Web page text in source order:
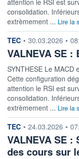
SECTEUR
Biotechnologie
OUVERTURE
2,2400
2,2800
VOLUME
345 073
VALORISATION
421 MEUR
LIMITE À LA
2,1100
consolidation.
extrèmement ... Lire la
information fournie par
TEC • 30.03.2026 •
VALNEVA SE
SYNTHESE Le MACD
Cette configuration
attention le RSI est
consolidation.
extrèmement ... Lire la
information fournie par
TEC • 24.03.2026 •
VALNEVA SE
des cours sur